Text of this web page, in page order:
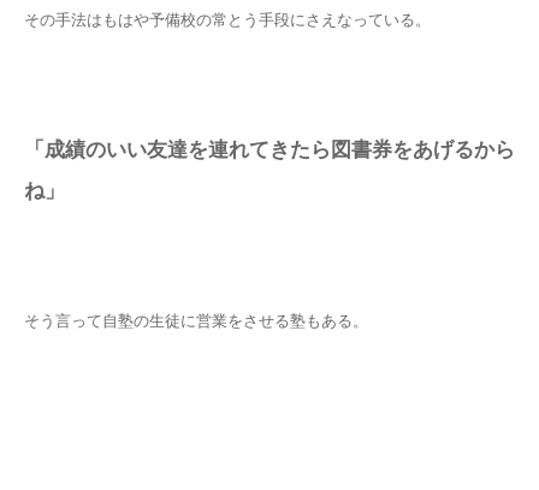
その手法はもはや予備校の常とう手段にさえなっている。
「成績のいい友達を連れてきたら図書券をあげるから
ね」
そう言って自塾の生徒に営業をさせる塾もある。